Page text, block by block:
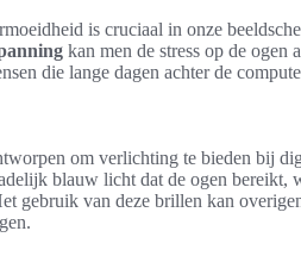
is cruciaal in onze
kan men de stress op de ogen
die lange dagen achter de
om verlichting te bieden bij
blauw licht dat de ogen bereikt,
gebruik van deze brillen kan